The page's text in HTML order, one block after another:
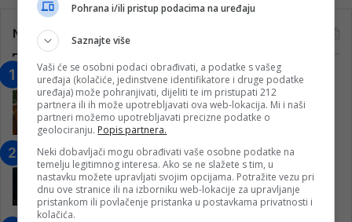
Najčitanije
“Obrazovanje gradi BiH-Jovan Divjak“
– Konjic je u posljednje 22 godine imao
25 ​​stipendista
15. Februara 2023.
Nogometaši Igmana iznenadili
Konjičanke cvijećem i besplatnim
ulazom na utakmicu
7. Marta 2025.
Pohrana i/ili pristup podacima na uređaju
Saznajte više
Vaši će se osobni podaci obrađivati, a podatke s vašeg
uređaja (kolačiće, jedinstvene identifikatore i druge podatke
uređaja) može pohranjivati, dijeliti te im pristupati 212
partnera ili ih može upotrebljavati ova web-lokacija. Mi i naši
partneri možemo upotrebljavati precizne podatke o
geolociranju. Popis partnera.
Neki dobavljači mogu obrađivati vaše osobne podatke na
temelju legitimnog interesa. Ako se ne slažete s tim, u
nastavku možete upravljati svojim opcijama. Potražite vezu pri
dnu ove stranice ili na izborniku web-lokacije za upravljanje
pristankom ili povlačenje pristanka u postavkama privatnosti i
kolačića.